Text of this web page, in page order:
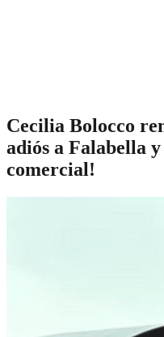
Cecilia Bolocco
adiós a Falabella
comercial!